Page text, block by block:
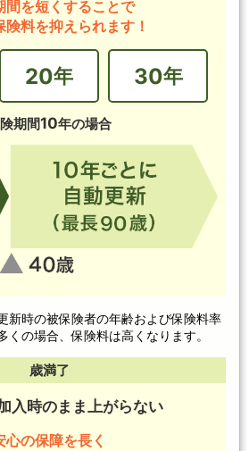
間を短くすることで
険料を抑えられます！
20年 30年
期間10年の場合
新時の被保険者の年齢および保険料率
くの場合、保険料は高くなります。
歳満了
入時のまま上がらない
心の保障を長く